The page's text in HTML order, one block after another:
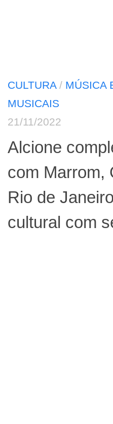
CULTURA/ MÚSICA
MUSICAIS
21/11/2022
Alcione
com Marrom,
Rio de
cultural com